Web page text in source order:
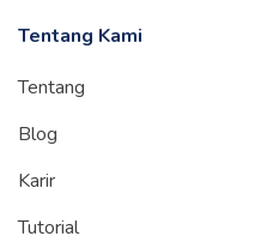
Tentang Kami
Tentang
Blog
Karir
Tutorial